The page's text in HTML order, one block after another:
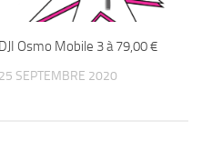
DJI Osmo Mobile 3 à 79,00 €
25 SEPTEMBRE 2020